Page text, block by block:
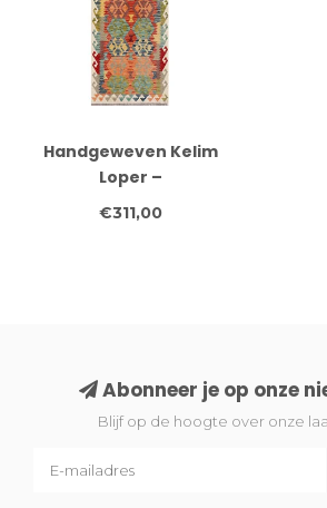
Handgeweven Kelim
Loper –
Medaillonpatroon in
€311,00
Abonneer je op onze
Blijf op de hoogte over onze